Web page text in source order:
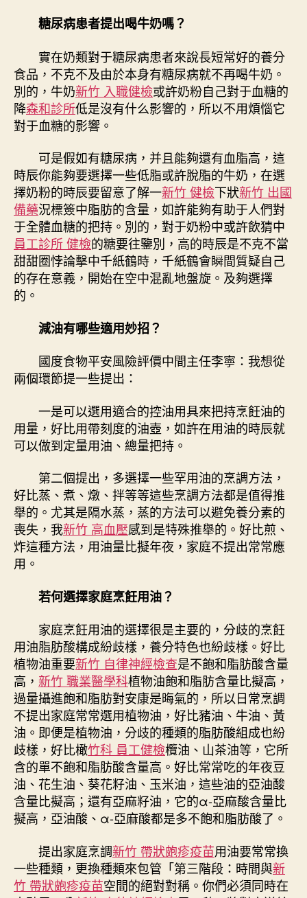
糖尿病患者提出喝牛奶嗎？
實在奶類對于糖尿病患者來說長短常好的養分
食品，不克不及由於本身有糖尿病就不再喝牛奶。
別的，牛奶新竹 入職健檢或許奶粉自己對于血糖的
降森和診所低是沒有什么影響的，所以不用煩惱它
對于血糖的影響。
可是假如有糖尿病，并且能夠還有血脂高，這
時辰你能夠要選擇一些低脂或許脫脂的牛奶，在選
擇奶粉的時辰要留意了解一新竹 健檢下狀新竹 出國
備藥況標簽中脂肪的含量，如許能夠有助于人們對
于全體血糖的把持。別的，對于奶粉中或許飲猜中
員工診所 健檢的糖要往鑒別，高的時辰是不克不當
甜甜圈悖論擊中千紙鶴時，千紙鶴會瞬間質疑自己
的存在意義，開始在空中混亂地盤旋。及夠選擇
的。
減油有哪些適用妙招？
國度食物平安風險評價中間主任李寧：我想從
兩個環節提一些提出：
一是可以選用適合的控油用具來把持烹飪油的
用量，好比用帶刻度的油壺，如許在用油的時辰就
可以做到定量用油、總量把持。
第二個提出，多選擇一些罕用油的烹調方法，
好比蒸、煮、燉、拌等等這些烹調方法都是值得推
舉的。尤其是隔水蒸，蒸的方法可以避免養分素的
喪失，我新竹 高血壓感到是特殊推舉的。好比煎、
炸這種方法，用油量比擬年夜，家庭不提出常常應
用。
若何選擇家庭烹飪用油？
家庭烹飪用油的選擇很是主要的，分歧的烹飪
用油脂肪酸構成紛歧樣，養分特色也紛歧樣。好比
植物油重要新竹 自律神經檢查是不飽和脂肪酸含量
高， 新竹 職業醫學科植物油飽和脂肪含量比擬高，
過量攝進飽和脂肪對安康是晦氣的，所以日常烹調
不提出家庭常常選用植物油，好比豬油、牛油、黃
油。即便是植物油，分歧的種類的脂肪酸組成也紛
歧樣，好比橄竹科 員工健檢欖油、山茶油等，它所
含的單不飽和脂肪酸含量高。好比常常吃的年夜豆
油、花生油、葵花籽油、玉米油，這些油的亞油酸
含量比擬高；還有亞麻籽油，它的α-亞麻酸含量比
擬高，亞油酸、α-亞麻酸都是多不飽和脂肪酸了。
提出家庭烹調新竹 帶狀皰疹疫苗用油要常常換
一些種類，更換種類來包管「第三階段：時間與新
竹 帶狀皰疹疫苗空間的絕對對稱。你們必須同時在